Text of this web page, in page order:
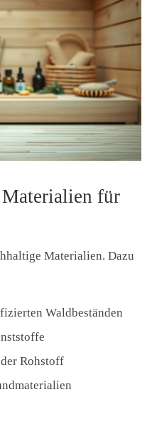
für
Materialien. Dazu
Waldbeständen
Rohstoff